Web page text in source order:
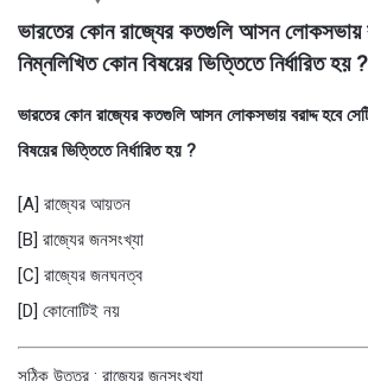
BanglaQuiz
Latest
Questions
ভারতের কোন রাজ্যের কতগুলি আসন লোকসভায়
নিম্নলিখিত কোন বিষয়ের ভিত্তিতে নির্ধারিত হয় ?
ভারতের কোন রাজ্যের কতগুলি আসন লোকসভায় বরাদ্দ হবে
বিষয়ের ভিত্তিতে নির্ধারিত হয় ?
[A] রাজ্যের আয়তন
[B] রাজ্যের জনসংখ্যা
[C] রাজ্যের জনঘনত্ব
[D] কোনোটিই নয়
সঠিক উত্তর : রাজ্যের জনসংখ্যা